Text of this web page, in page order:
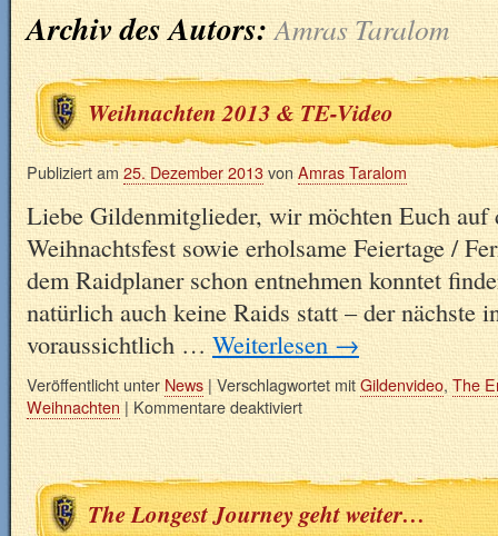
Archiv des Autors:Amras Taralom
Weihnachten 2013 & TE-Video
Publiziert am 25. Dezember 2013vonAmras Taralom
Liebe Gildenmitglieder, wir möchten Euch auf
Weihnachtsfest sowie erholsame Feiertage /
dem Raidplaner schon entnehmen konntet
natürlich auch keine Raids statt – der nächste
voraussichtlich …Weiterlesen →
Veröffentlicht unterNews | Verschlagwortet mitGildenvideo,The
Weihnachten | Kommentare deaktiviert
The Longest Journey geht weiter…